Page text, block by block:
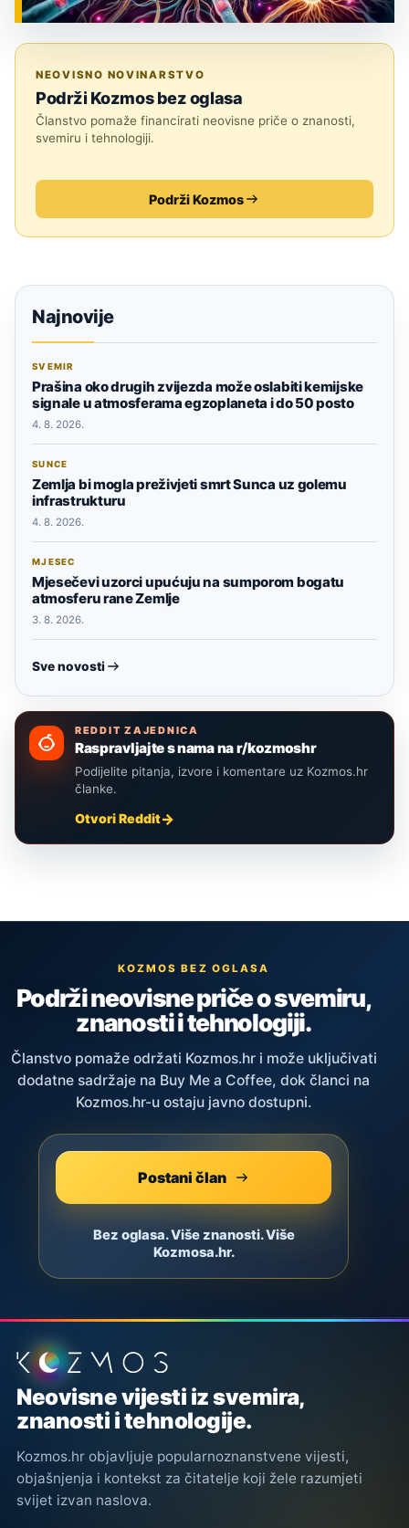
NEOVISNO NOVINARSTVO
Podrži Kozmos bez oglasa
Članstvo pomaže financirati neovisne priče o znanosti,
svemiru i tehnologiji.
Podrži Kozmos
Najnovije
SVEMIR
Prašina oko drugih zvijezda može oslabiti kemijske
signale u atmosferama egzoplaneta i do 50 posto
4. 8. 2026.
SUNCE
Zemlja bi mogla preživjeti smrt Sunca uz golemu
infrastrukturu
4. 8. 2026.
MJESEC
Mjesečevi uzorci upućuju na sumporom bogatu
atmosferu rane Zemlje
3. 8. 2026.
Sve novosti
REDDIT ZAJEDNICA
Raspravljajte s nama na r/kozmoshr
Podijelite pitanja, izvore i komentare uz Kozmos.hr
članke.
Otvori Reddit
KOZMOS BEZ OGLASA
Podrži neovisne priče o svemiru,
znanosti i tehnologiji.
Članstvo pomaže održati Kozmos.hr i može uključivati
dodatne sadržaje na Buy Me a Coffee, dok članci na
Kozmos.hr-u ostaju javno dostupni.
Postani član
Bez oglasa. Više znanosti. Više
Kozmosa.hr.
Podnožje stranice
Neovisne vijesti iz svemira,
znanosti i tehnologije.
Kozmos.hr objavljuje popularnoznanstvene vijesti,
objašnjenja i kontekst za čitatelje koji žele razumjeti
svijet izvan naslova.